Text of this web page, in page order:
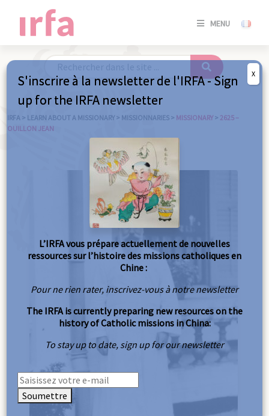
MENU
SE
/
IRFA > LEARN ABOUT A MISSIONARY > MISSIONNARIES > MISSIONARY > 2625 –
OUILLON JEAN
S'inscrire à la newsletter de l'IRFA - Sign
up for the IRFA newsletter
L’IRFA vous prépare actuellement de nouvelles
ressources sur l’histoire des missions catholiques en
Chine :
Pour ne rien rater, inscrivez-vous à notre newsletter
The IRFA is currently preparing new resources on the
history of Catholic missions in China:
To stay up to date, sign up for our newsletter
Soumettre
X